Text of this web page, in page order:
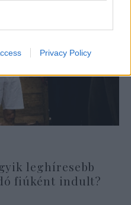
Privacy Policy
leghíresebb
fiúként indult?